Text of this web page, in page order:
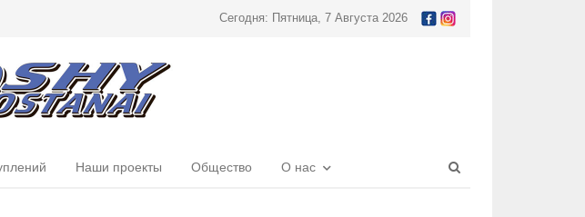
Сегодня: Пятница, 7 Августа 2026
Наши проекты Общество О нас